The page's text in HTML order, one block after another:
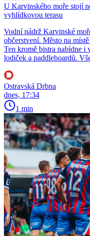
U Karvinského moře stojí
vyhlídkovou terasu
Vodní nádrž Karvinské
občerstvení. Město na
Ten kromě bistra nabídne i
lodiček a paddleboardů.
Ostravská Drbna
dnes, 17:34
1 min